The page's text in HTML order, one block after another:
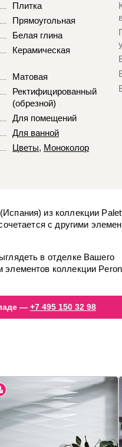
Плитка
Прямоугольная
Белая глина
Керамическая
Матовая
Ректифицированный
(обрезной)
Для помещений
Для ванной
Цветы, Моноколор
из коллекции
с другими
в отделке Вашего
элементов коллекции
— +7 495 150 32 98